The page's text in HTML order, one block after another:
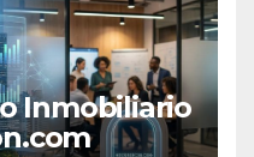
Inmobiliario